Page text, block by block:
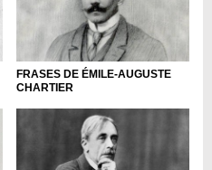
FRASES DE ÉMILE-AUGUSTE
CHARTIER